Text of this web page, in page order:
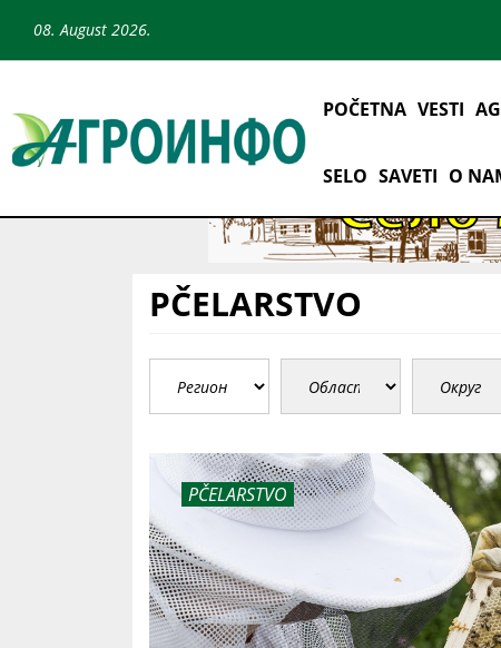
08. August 2026.
POČETNA VESTI
SELO SAVETI O
PČELARSTVO
PČELARSTVO